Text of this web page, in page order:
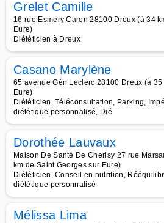
Grelet Camille
16 rue Esmery Caron 28100 Dreux (à 34
Eure)
Diététicien à Dreux
Casano Marylène
65 avenue Gén Leclerc 28100 Dreux (à
Eure)
Diététicien, Téléconsultation, Parking,
diététique personnalisé, Dié
Dorothée Lauvaux
Maison De Santé De Cherisy 27 rue
km de Saint Georges sur Eure)
Diététicien, Conseil en nutrition,
diététique personnalisé
Mélissa Lima